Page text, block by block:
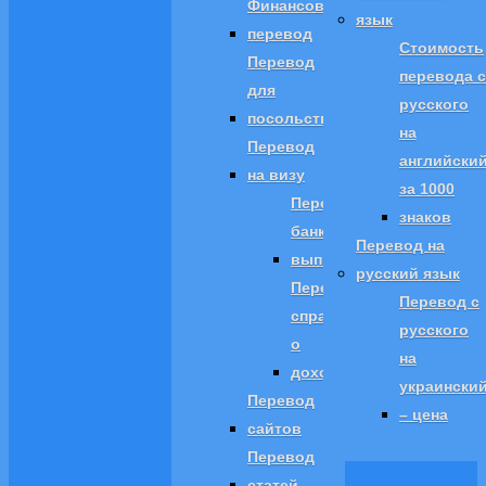
Финансовый
перевод
Перевод
для
посольств
Перевод
на визу
Перевод
банковской
выписки
Перевод
справки
о
доходах
Перевод
сайтов
Перевод
язык
Стоимость
перевода с
русского
на
за 1000
знаков
Перевод на
русский язык
Перевод с
русского
на
– цена